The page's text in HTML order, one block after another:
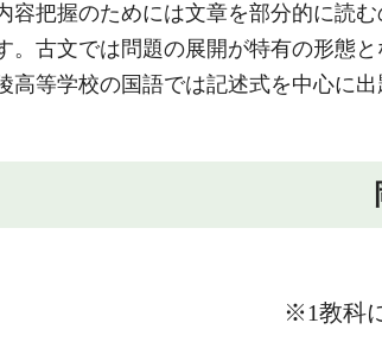
容把握のためには文章を部分的に読
。古文では問題の展開が特有の形態
高等学校の国語では記述式を中心に
※1教科